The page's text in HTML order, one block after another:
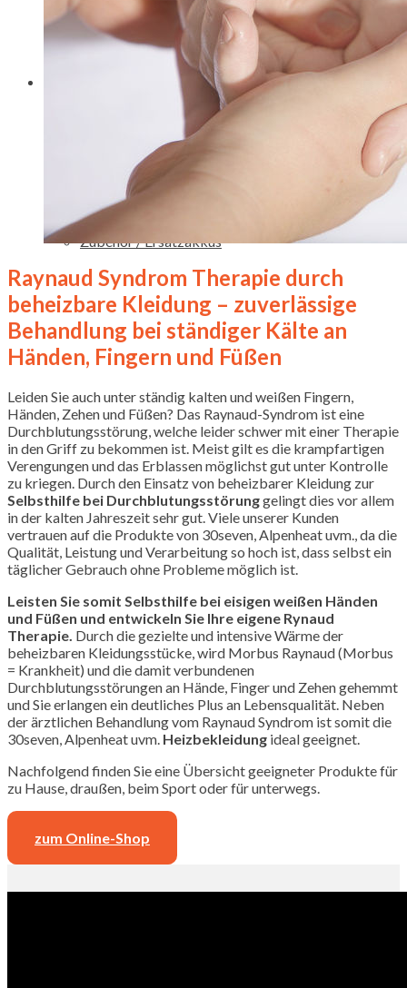
Raynaud Syndrom beheizbare
Handschuhe, Socken, Sohlen
Beheizte Kleidung mit Akku
bei Durchblutungsstörungen
Auf Amazon.de kaufen
Beheizbare Handschuhe /
Heated Gloves
Beheizbare Jacken für Männer
und Frauen (Softshell)
Beheizbare Westen
Beheizbare Socken &
Einlegesohlen
Zubehör / Ersatzakkus
Raynaud Syndrom Therapie durch
beheizbare Kleidung – zuverlässige
Behandlung bei ständiger Kälte an
Händen, Fingern und Füßen
Leiden Sie auch unter ständig kalten und weißen Fingern,
Händen, Zehen und Füßen? Das Raynaud-Syndrom ist eine
Durchblutungsstörung, welche leider schwer mit einer Therapie
in den Griff zu bekommen ist. Meist gilt es die krampfartigen
Verengungen und das Erblassen möglichst gut unter Kontrolle
zu kriegen. Durch den Einsatz von beheizbarer Kleidung zur
Selbsthilfe bei Durchblutungsstörunggelingt dies vor allem
in der kalten Jahreszeit sehr gut. Viele unserer Kunden
vertrauen auf die Produkte von 30seven, Alpenheat uvm., da die
Qualität, Leistung und Verarbeitung so hoch ist, dass selbst ein
täglicher Gebrauch ohne Probleme möglich ist.
Leisten Sie somit Selbsthilfe bei eisigen weißen Händen
und Füßen und entwickeln Sie Ihre eigene Rynaud
Therapie. Durch die gezielte und intensive Wärme der
beheizbaren Kleidungsstücke, wird Morbus Raynaud (Morbus
= Krankheit) und die damit verbundenen
Durchblutungsstörungen an Hände, Finger und Zehen gehemmt
und Sie erlangen ein deutliches Plus an Lebensqualität. Neben
der ärztlichen Behandlung vom Raynaud Syndrom ist somit die
30seven, Alpenheat uvm. Heizbekleidung ideal geeignet.
Nachfolgend finden Sie eine Übersicht geeigneter Produkte für
zu Hause, draußen, beim Sport oder für unterwegs.
zum Online-Shop